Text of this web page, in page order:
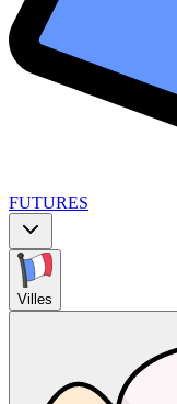
FUTURES
Villes